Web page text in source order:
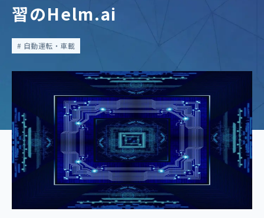
習のHelm.ai
自動運転・車載